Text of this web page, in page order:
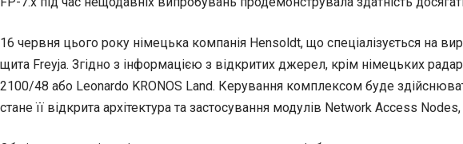
16 червня цього року німецька компанія Hensoldt, що спеціалізується на
щита Freyja. Згідно з інформацією з відкритих джерел, крім німецьких
2100/48 або Leonardo KRONOS Land. Керування комплексом буде
стане її відкрита архітектура та застосування модулів Network Access